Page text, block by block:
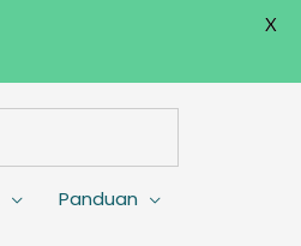
Panduan
X